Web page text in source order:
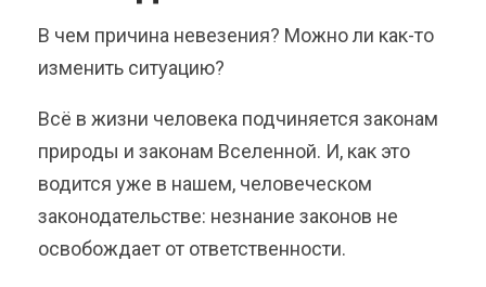
В чем причина невезения? Можно ли как-то
изменить ситуацию?
Всё в жизни человека подчиняется законам
природы и законам Вселенной. И, как это
водится уже в нашем, человеческом
законодательстве: незнание законов не
освобождает от ответственности.